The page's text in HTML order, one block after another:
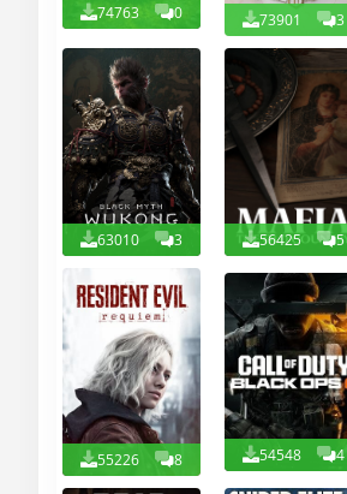
74763 0 73901 3
63010 3 56425 5
55226 8 54548 4